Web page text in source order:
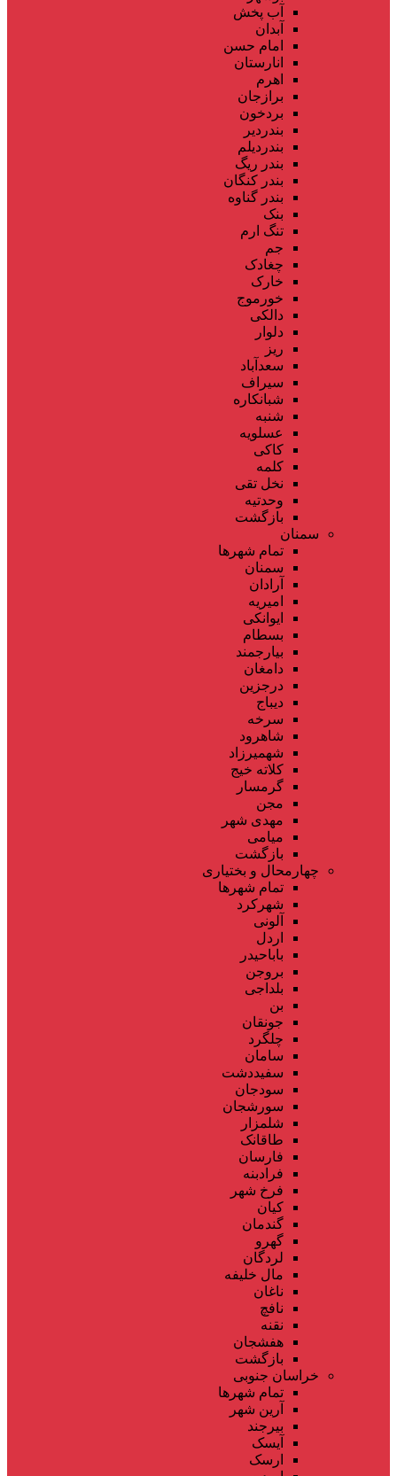
آب پخش
آبدان
امام حسن
انارستان
اهرم
برازجان
بردخون
بندردیر
بندردیلم
بندر ریگ
بندر کنگان
بندر گناوه
بنک
تنگ ارم
جم
چغادک
خارک
خورموج
دالکی
دلوار
ریز
سعدآباد
سیراف
شبانکاره
شنبه
عسلویه
کاکی
کلمه
نخل تقی
وحدتیه
بازگشت
سمنان
تمام شهر‌ها
سمنان
آرادان
امیریه
ایوانکی
بسطام
بیارجمند
دامغان
درجزین
دیباج
سرخه
شاهرود
شهمیرزاد
کلاته خیج
گرمسار
مجن
مهدی شهر
میامی
بازگشت
چهارمحال و بختیاری
تمام شهر‌ها
شهرکرد
آلونی
اردل
باباحیدر
بروجن
بلداجی
بن
جونقان
چلگرد
سامان
سفیددشت
سودجان
سورشجان
شلمزار
طاقانک
فارسان
فرادبنه
فرخ شهر
کیان
گندمان
گهرو
لردگان
مال خلیفه
ناغان
نافچ
نقنه
هفشجان
بازگشت
خراسان جنوبی
تمام شهر‌ها
آرین شهر
بیرجند
آیسک
ارسک